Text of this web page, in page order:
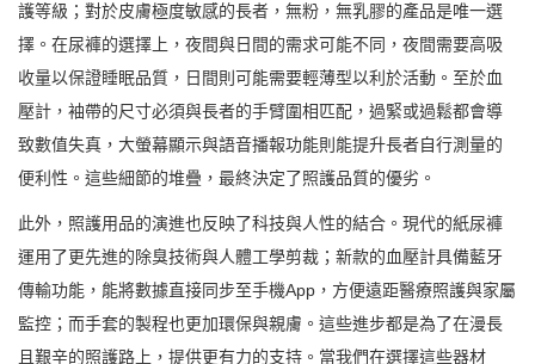
護等級；對於皮膚極度敏感的長者，無粉，無乳膠的產品是唯一選
擇。在尿褲的選擇上，夜間與日間的需求可能不同，夜間需要高吸
收量以保證睡眠品質，日間則可能需要輕薄型以利於活動。至於血
壓計，袖帶的尺寸必須與長者的手臂圍相匹配，過緊或過鬆都會導
致數值失真，大螢幕顯示與語音播報功能則能提升長者自行測量的
便利性。這些細節的堆疊，最終決定了照護品質的優劣。
此外，照護用品的演進也反映了科技與人性的結合。現代的紙尿褲
運用了更先進的除臭技術與人體工學剪裁；新款的血壓計具備藍牙
傳輸功能，能將數據直接同步至手機App，方便遠距醫療照護與家屬
監控；而手套的製程也更加環保與親膚。這些進步都是為了在漫長
且艱辛的照護路上，提供更有力的支持。當我們在選擇這些器材